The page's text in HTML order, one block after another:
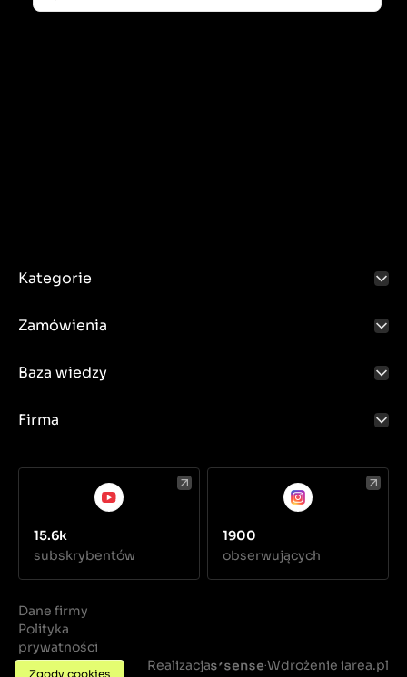
Kategorie
Zamówienia
Baza wiedzy
Firma
15.6k
subskrybentów
1900
obserwujących
Dane firmy
Polityka
prywatności
Regulamin
Realizacja ·Wdrożenie iarea.pl
Zgody cookies